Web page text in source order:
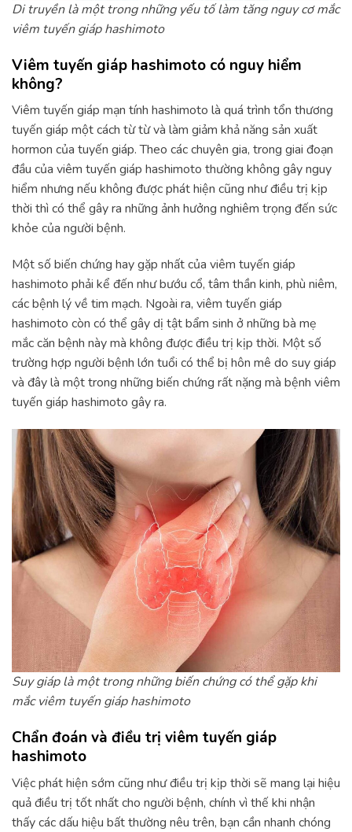
Di truyền là một trong những yếu tố làm tăng nguy cơ mắc
viêm tuyến giáp hashimoto
Viêm tuyến giáp hashimoto có nguy hiểm
không?
Viêm tuyến giáp mạn tính hashimoto là quá trình tổn thương
tuyến giáp một cách từ từ và làm giảm khả năng sản xuất
hormon của tuyến giáp. Theo các chuyên gia, trong giai đoạn
đầu của viêm tuyến giáp hashimoto thường không gây nguy
hiểm nhưng nếu không được phát hiện cũng như điều trị kịp
thời thì có thể gây ra những ảnh hưởng nghiêm trọng đến sức
khỏe của người bệnh.
Một số biến chứng hay gặp nhất của viêm tuyến giáp
hashimoto phải kể đến như bướu cổ, tâm thần kinh, phù niêm,
các bệnh lý về tim mạch. Ngoài ra, viêm tuyến giáp
hashimoto còn có thể gây dị tật bẩm sinh ở những bà mẹ
mắc căn bệnh này mà không được điều trị kịp thời. Một số
trường hợp người bệnh lớn tuổi có thể bị hôn mê do suy giáp
và đây là một trong những biến chứng rất nặng mà bệnh viêm
tuyến giáp hashimoto gây ra.
Suy giáp là một trong những biến chứng có thể gặp khi
mắc viêm tuyến giáp hashimoto
Chẩn đoán và điều trị viêm tuyến giáp
hashimoto
Việc phát hiện sớm cũng như điều trị kịp thời sẽ mang lại hiệu
quả điều trị tốt nhất cho người bệnh, chính vì thế khi nhận
thấy các dấu hiệu bất thường nêu trên, bạn cần nhanh chóng